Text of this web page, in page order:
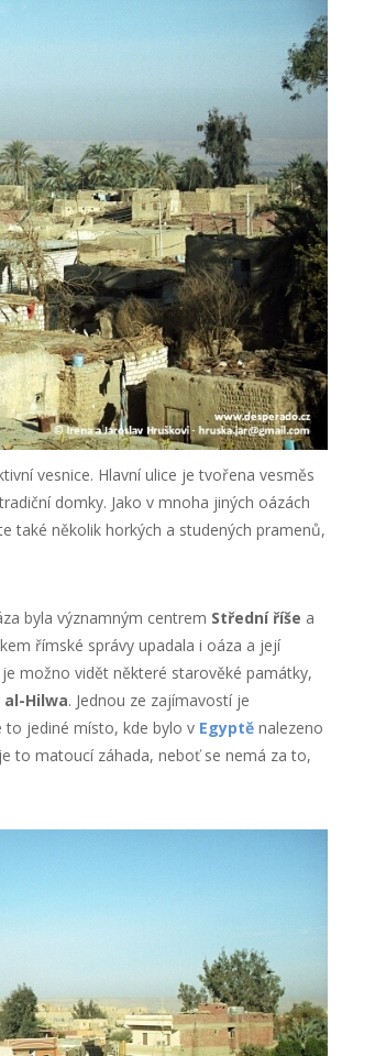
vesnice. Hlavní ulice je tvořena vesměs
domky. Jako v mnoha jiných oázách
také několik horkých a studených pramenů,
byla významným centrem Střední říše a
římské správy upadala i oáza a její
je možno vidět některé starověké památky,
Hilwa. Jednou ze zajímavostí je
to jediné místo, kde bylo v Egyptěnalezeno
to matoucí záhada, neboť se nemá za to,